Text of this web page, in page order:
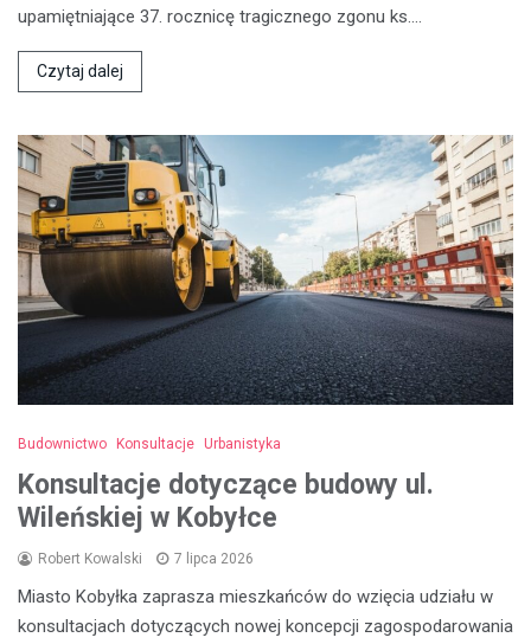
upamiętniające 37. rocznicę tragicznego zgonu ks.…
Czytaj dalej
Budownictwo Konsultacje Urbanistyka
Konsultacje dotyczące budowy ul.
Wileńskiej w Kobyłce
Robert Kowalski 7 lipca 2026
Miasto Kobyłka zaprasza mieszkańców do wzięcia udziału w
konsultacjach dotyczących nowej koncepcji zagospodarowania